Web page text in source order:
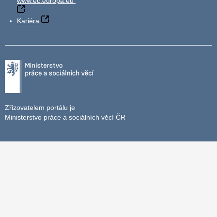
Kariéra
Zřizovatelem portálu je
Ministerstvo práce a sociálních věcí ČR